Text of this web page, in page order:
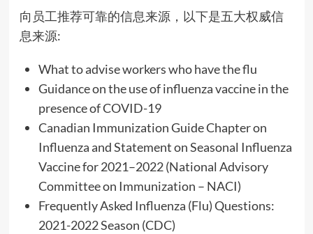
向员工推荐可靠的信息来源，以下是五大权威信
息来源:
What to advise workers who have the flu
Guidance on the use of influenza vaccine in the
presence of COVID-19
Canadian Immunization Guide Chapter on
Influenza and Statement on Seasonal Influenza
Vaccine for 2021–2022 (National Advisory
Committee on Immunization – NACI)
Frequently Asked Influenza (Flu) Questions:
2021-2022 Season (CDC)